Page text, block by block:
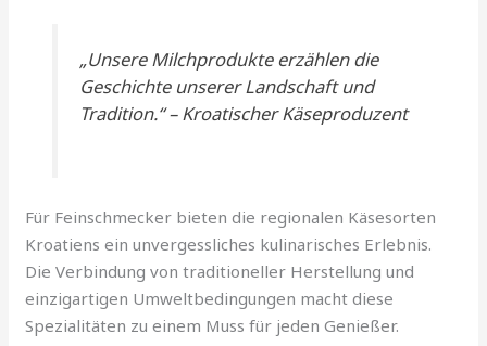
„Unsere Milchprodukte erzählen die
Geschichte unserer Landschaft und
Tradition.“ – Kroatischer Käseproduzent
Für Feinschmecker bieten die regionalen Käsesorten
Kroatiens ein unvergessliches kulinarisches Erlebnis.
Die Verbindung von traditioneller Herstellung und
einzigartigen Umweltbedingungen macht diese
Spezialitäten zu einem Muss für jeden Genießer.